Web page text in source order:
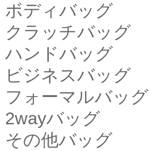
ボディバッグ
クラッチバッグ
ハンドバッグ
ビジネスバッグ
フォーマルバッグ
2wayバッグ
その他バッグ